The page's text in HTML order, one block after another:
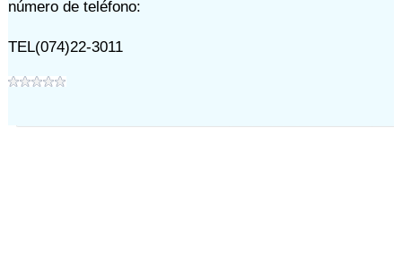
número de teléfono:
TEL(074)22-3011